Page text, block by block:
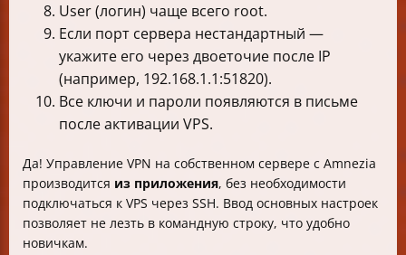
User (логин) чаще всего root.
Если порт сервера нестандартный —
укажите его через двоеточие после IP
(например, 192.168.1.1:51820).
Все ключи и пароли появляются в письме
после активации VPS.
Да! Управление VPN на собственном сервере с Amnezia
производится из приложения, без необходимости
подключаться к VPS через SSH. Ввод основных настроек
позволяет не лезть в командную строку, что удобно
новичкам.